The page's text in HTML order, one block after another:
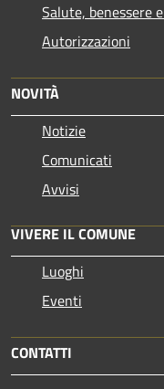
Salute, benessere
Autorizzazioni
NOVITÀ
Notizie
Comunicati
Avvisi
VIVERE IL COMUNE
Luoghi
Eventi
CONTATTI